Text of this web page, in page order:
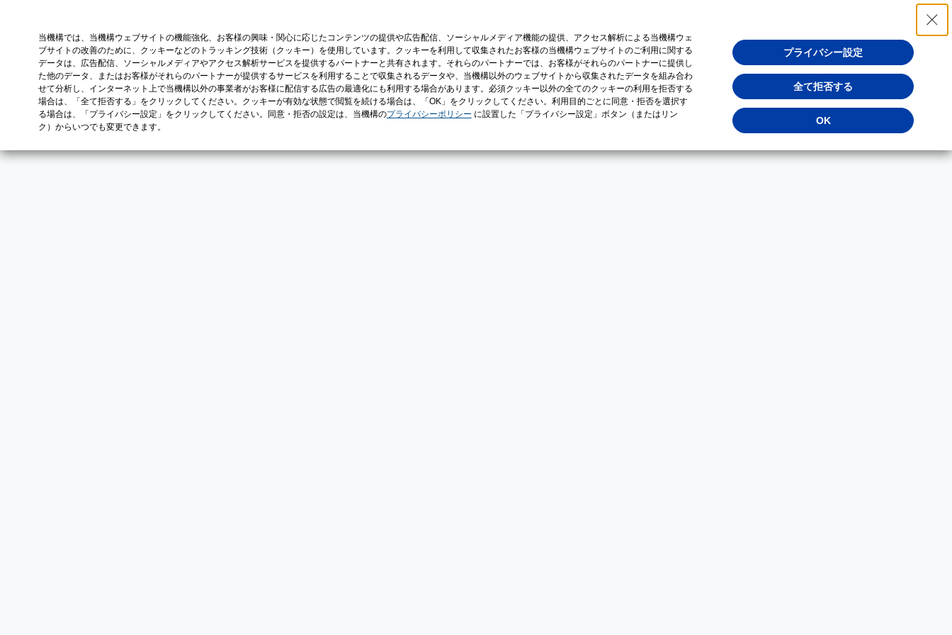
当機構では、当機構ウェブサイトの機能強化、お客様の興味・関心に応じたコンテンツの提供や広告配信、ソーシャルメディア機能の提供、アクセス解析による当機構ウェ
ブサイトの改善のために、クッキーなどのトラッキング技術（クッキー）を使用しています。クッキーを利用して収集されたお客様の当機構ウェブサイトのご利用に関する
データは、広告配信、ソーシャルメディアやアクセス解析サービスを提供するパートナーと共有されます。それらのパートナーでは、お客様がそれらのパートナーに提供し
た他のデータ、またはお客様がそれらのパートナーが提供するサービスを利用することで収集されるデータや、当機構以外のウェブサイトから収集されたデータを組み合わ
せて分析し、インターネット上で当機構以外の事業者がお客様に配信する広告の最適化にも利用する場合があります。必須クッキー以外の全てのクッキーの利用を拒否する
場合は、「全て拒否する」をクリックしてください。クッキーが有効な状態で閲覧を続ける場合は、「OK」をクリックしてください。利用目的ごとに同意・拒否を選択す
る場合は、「プライバシー設定」をクリックしてください。同意・拒否の設定は、当機構のプライバシーポリシー に設置した「プライバシー設定」ボタン（またはリン
ク）からいつでも変更できます。
プライバシー設定
全て拒否する
OK